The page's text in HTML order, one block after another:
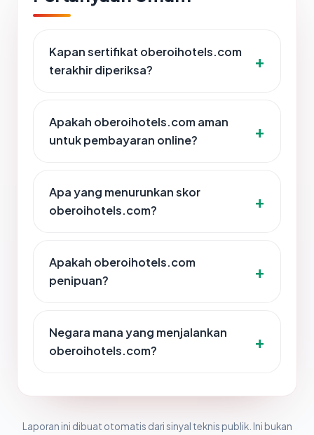
Kapan sertifikat oberoihotels.com
terakhir diperiksa?
Apakah oberoihotels.com aman
untuk pembayaran online?
Apa yang menurunkan skor
oberoihotels.com?
Apakah oberoihotels.com
penipuan?
Negara mana yang menjalankan
oberoihotels.com?
Laporan ini dibuat otomatis dari sinyal teknis publik. Ini bukan